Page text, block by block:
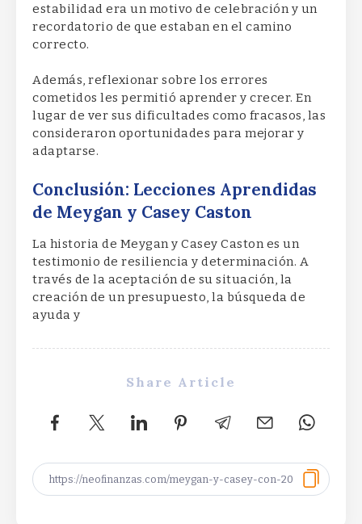
estabilidad era un motivo de celebración y un
recordatorio de que estaban en el camino
correcto.
Además, reflexionar sobre los errores
cometidos les permitió aprender y crecer. En
lugar de ver sus dificultades como fracasos, las
consideraron oportunidades para mejorar y
adaptarse.
Conclusión: Lecciones Aprendidas
de Meygan y Casey Caston
La historia de Meygan y Casey Caston es un
testimonio de resiliencia y determinación. A
través de la aceptación de su situación, la
creación de un presupuesto, la búsqueda de
ayuda y
Share Article